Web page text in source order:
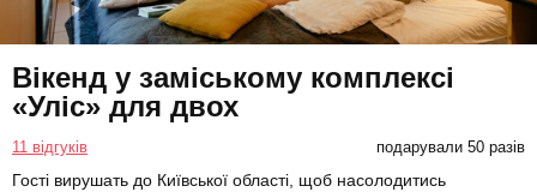
Вікенд у заміському комплексі
«Уліс» для двох
11 відгуків подарували 50 разів
Гості вирушать до Київської області, щоб насолодитись